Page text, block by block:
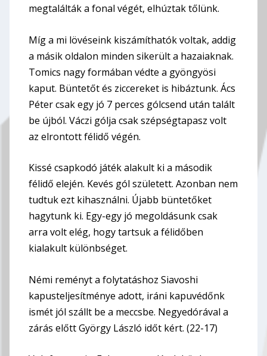
megtalálták a fonal végét, elhúztak tőlünk.
Míg a mi lövéseink kiszámíthatók voltak, addig
a másik oldalon minden sikerült a hazaiaknak.
Tomics nagy formában védte a gyöngyösi
kaput. Büntetőt és ziccereket is hibáztunk. Ács
Péter csak egy jó 7 perces gólcsend után talált
be újból. Váczi gólja csak szépségtapasz volt
az elrontott félidő végén.
Kissé csapkodó játék alakult ki a második
félidő elején. Kevés gól született. Azonban nem
tudtuk ezt kihasználni. Újabb büntetőket
hagytunk ki. Egy-egy jó megoldásunk csak
arra volt elég, hogy tartsuk a félidőben
kialakult különbséget.
Némi reményt a folytatáshoz Siavoshi
kapusteljesítménye adott, iráni kapuvédőnk
ismét jól szállt be a meccsbe. Negyedórával a
zárás előtt György László időt kért. (22-17)